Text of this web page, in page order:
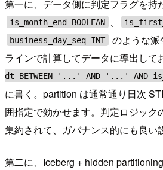
第一に、データ側に判定フラグを持
is_month_end BOOLEAN
business_day_seq INT
のような
ラインで計算してデータに導出して
dt BETWEEN '...' AND '...' AND
に書く。partition は通常通り日次
囲指定で効かせます。判定ロジック
集約されて、ガバナンス的にも良い
第二に、Iceberg + hidden